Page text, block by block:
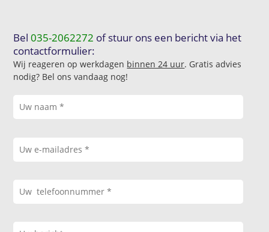
Bel035-2062272 of stuur ons een bericht via het
contactformulier:
Wij reageren op werkdagen binnen 24 uur. Gratis advies
nodig? Bel ons vandaag nog!